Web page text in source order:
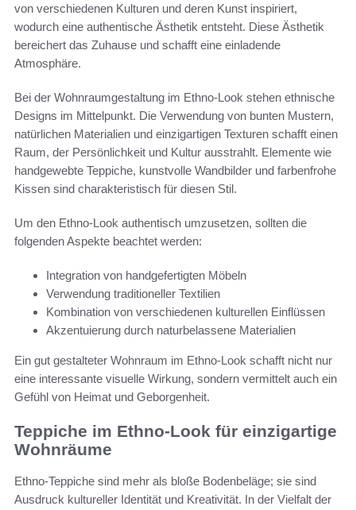
von verschiedenen Kulturen und deren Kunst inspiriert,
wodurch eine authentische Ästhetik entsteht. Diese Ästhetik
bereichert das Zuhause und schafft eine einladende
Atmosphäre.
Bei der Wohnraumgestaltung im Ethno-Look stehen ethnische
Designs im Mittelpunkt. Die Verwendung von bunten Mustern,
natürlichen Materialien und einzigartigen Texturen schafft einen
Raum, der Persönlichkeit und Kultur ausstrahlt. Elemente wie
handgewebte Teppiche, kunstvolle Wandbilder und farbenfrohe
Kissen sind charakteristisch für diesen Stil.
Um den Ethno-Look authentisch umzusetzen, sollten die
folgenden Aspekte beachtet werden:
Integration von handgefertigten Möbeln
Verwendung traditioneller Textilien
Kombination von verschiedenen kulturellen Einflüssen
Akzentuierung durch naturbelassene Materialien
Ein gut gestalteter Wohnraum im Ethno-Look schafft nicht nur
eine interessante visuelle Wirkung, sondern vermittelt auch ein
Gefühl von Heimat und Geborgenheit.
Teppiche im Ethno-Look für einzigartige
Wohnräume
Ethno-Teppiche sind mehr als bloße Bodenbeläge; sie sind
Ausdruck kultureller Identität und Kreativität. In der Vielfalt der